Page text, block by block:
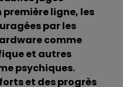
première ligne, les
par les
comme
et autres
psychiques.
et des progrès